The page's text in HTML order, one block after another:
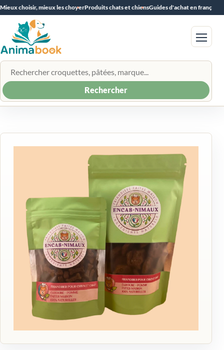
Mieux choisir, mieux les choyerProduits chats et chiensGuides d'achat en français
Rechercher un produit
Rechercher
Menu